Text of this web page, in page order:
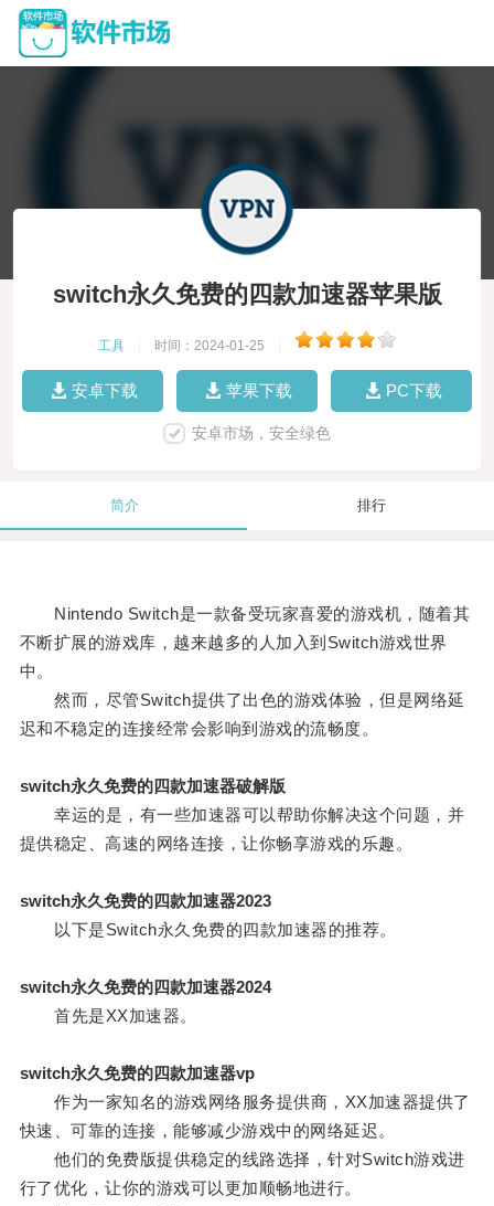
switch永久免费的四款加速器苹果版
工具 时间：2024-01-25
安卓下载 苹果下载 PC下载
安卓市场，安全绿色
简介 排行
Nintendo Switch是一款备受玩家喜爱的游戏机，随着其
不断扩展的游戏库，越来越多的人加入到Switch游戏世界
中。
然而，尽管Switch提供了出色的游戏体验，但是网络延
迟和不稳定的连接经常会影响到游戏的流畅度。
switch永久免费的四款加速器破解版
幸运的是，有一些加速器可以帮助你解决这个问题，并
提供稳定、高速的网络连接，让你畅享游戏的乐趣。
switch永久免费的四款加速器2023
以下是Switch永久免费的四款加速器的推荐。
switch永久免费的四款加速器2024
首先是XX加速器。
switch永久免费的四款加速器vp
作为一家知名的游戏网络服务提供商，XX加速器提供了
快速、可靠的连接，能够减少游戏中的网络延迟。
他们的免费版提供稳定的线路选择，针对Switch游戏进
行了优化，让你的游戏可以更加顺畅地进行。